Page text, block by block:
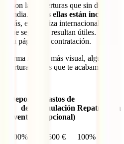
son las coberturas que sin duda
Islandia.
Todas ellas están incluidas
esta póliza internacional todo
que seguro te resultan útiles.
su página de contratación.
forma mucho más visual, algunas
de las que te acabamos de
Deportes
de
aventura
Gastos de
anulación
(opcional)
Repatriación
100% 3.500 € 100%